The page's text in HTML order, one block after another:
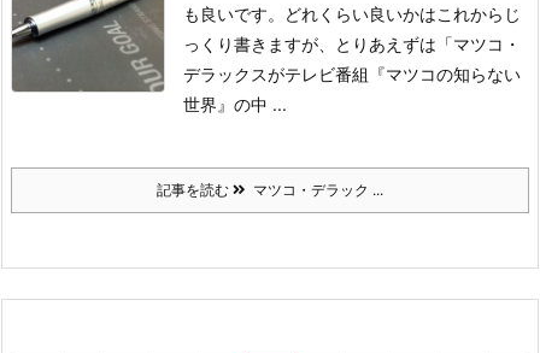
も良いです。
どれくらい良いかはこれからじ
っくり書きますが、とりあえずは「マツコ・
デラックスがテレビ番組『マツコの知らない
世界』の中 ...
記事を読む マツコ・デラック ...